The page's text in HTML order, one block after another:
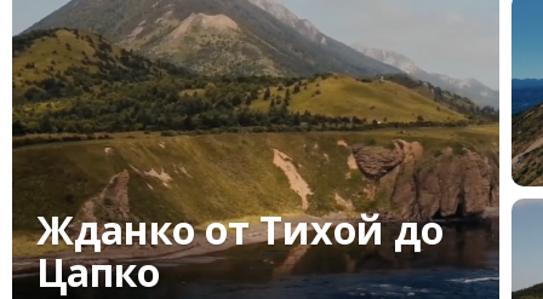
Жданко от Тихой до
Цапко